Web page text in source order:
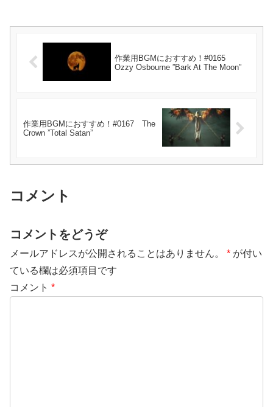
作業用BGMにおすすめ！#0165
Ozzy Osbourne ”Bark At The Moon”
作業用BGMにおすすめ！#0167 The
Crown ”Total Satan”
コメント
コメントをどうぞ
メールアドレスが公開されることはありません。 * が付い
ている欄は必須項目です
コメント *